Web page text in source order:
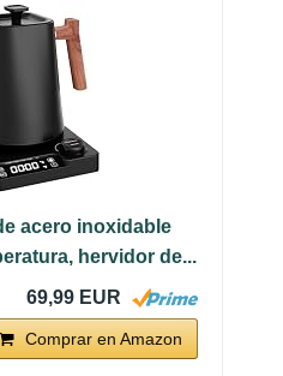
acero inoxidable
hervidor de...
69,99 EUR
Comprar en Amazon